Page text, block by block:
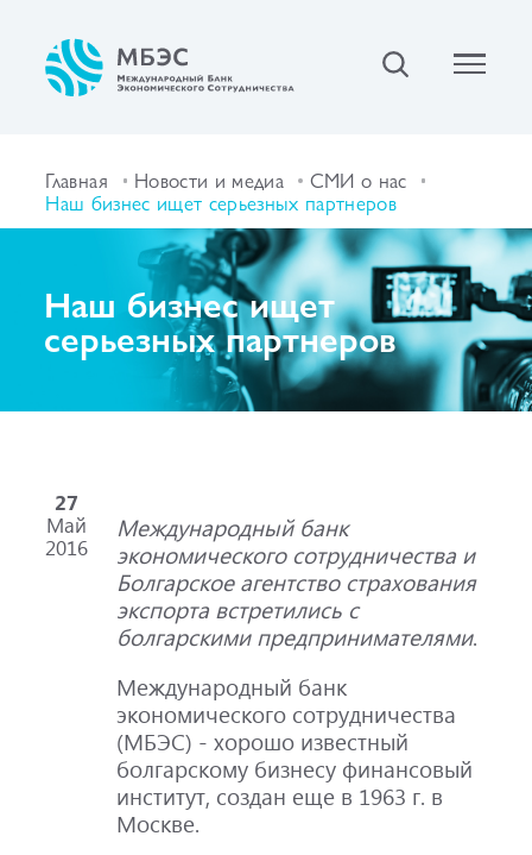
Главная Новости и медиа СМИ о нас
Наш бизнес ищет серьезных партнеров
Наш бизнес ищет
серьезных партнеров
27
Май
2016
Международный банк
экономического сотрудничества и
Болгарское агентство страхования
экспорта встретились с
болгарскими предпринимателями.
Международный банк
экономического сотрудничества
(МБЭС) - хорошо известный
болгарскому бизнесу финансовый
институт, создан еще в 1963 г. в
Москве.